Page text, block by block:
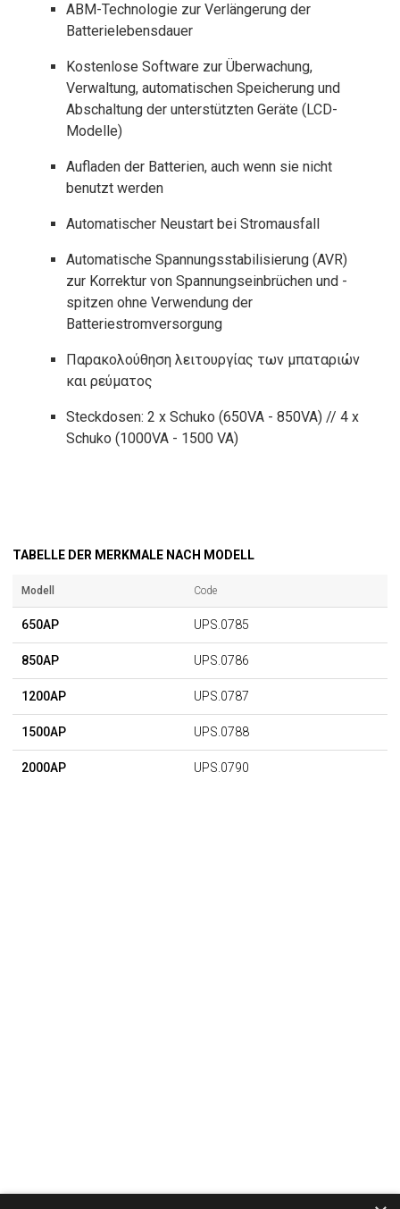
ABM-Technologie zur Verlängerung der
Batterielebensdauer
Kostenlose Software zur Überwachung,
Verwaltung, automatischen Speicherung und
Abschaltung der unterstützten Geräte (LCD-
Modelle)
Aufladen der Batterien, auch wenn sie nicht
benutzt werden
Automatischer Neustart bei Stromausfall
Automatische Spannungsstabilisierung (AVR)
zur Korrektur von Spannungseinbrüchen und -
spitzen ohne Verwendung der
Batteriestromversorgung
Παρακολούθηση λειτουργίας των μπαταριών
και ρεύματος
Steckdosen: 2 x Schuko (650VA - 850VA) // 4 x
Schuko (1000VA - 1500 VA)
TABELLE DER MERKMALE NACH MODELL
Modell Code
650AP UPS.0785
850AP UPS.0786
1200AP UPS.0787
1500AP UPS.0788
2000AP UPS.0790